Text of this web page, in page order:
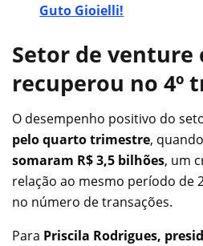
Guto Gioielli!
Setor de venture
recuperou no 4º
O desempenho positivo do
pelo quarto trimestre,
somaram R$ 3,5 bilhões, um
relação ao mesmo período de
no número de transações.
Para Priscila Rodrigues,